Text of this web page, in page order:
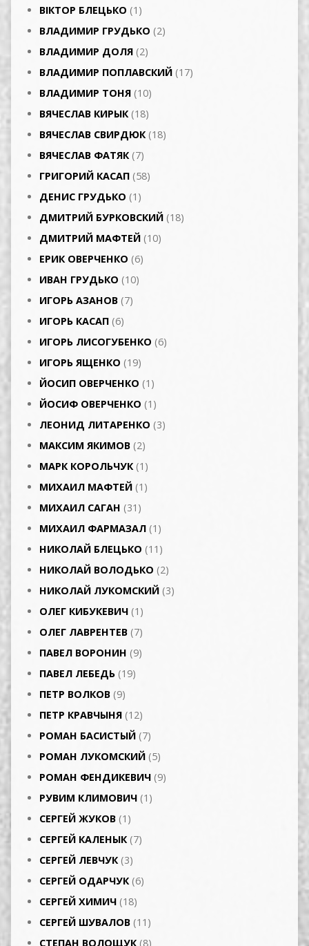
ВІКТОР БЛЕЦЬКО (1)
ВЛАДИМИР ГРУДЬКО (2)
ВЛАДИМИР ДОЛЯ (2)
ВЛАДИМИР ПОПЛАВСКИЙ (17)
ВЛАДИМИР ТОНЯ (10)
ВЯЧЕСЛАВ КИРЫК(18)
ВЯЧЕСЛАВ СВИРДЮК(18)
ВЯЧЕСЛАВ ФАТЯК(7)
ГРИГОРИЙ КАСАП (58)
ДЕНИС ГРУДЬКО (1)
ДМИТРИЙ БУРКОВСКИЙ (18)
ДМИТРИЙ МАФТЕЙ (10)
ЕРИК ОВЕРЧЕНКО (6)
ИВАН ГРУДЬКО (10)
ИГОРЬ АЗАНОВ (7)
ИГОРЬ КАСАП (6)
ИГОРЬ ЛИСОГУБЕНКО (6)
ИГОРЬ ЯЩЕНКО (19)
ЙОСИП ОВЕРЧЕНКО (1)
ЙОСИФ ОВЕРЧЕНКО (1)
ЛЕОНИД ЛИТАРЕНКО (3)
МАКСИМ ЯКИМОВ (2)
МАРК КОРОЛЬЧУК(1)
МИХАИЛ МАФТЕЙ (1)
МИХАИЛ САГАН (31)
МИХАИЛ ФАРМАЗАЛ (1)
НИКОЛАЙ БЛЕЦЬКО (11)
НИКОЛАЙ ВОЛОДЬКО (2)
НИКОЛАЙ ЛУКОМСКИЙ (3)
ОЛЕГ КИБУКЕВИЧ (1)
ОЛЕГ ЛАВРЕНТЕВ (7)
ПАВЕЛ ВОРОНИН (9)
ПАВЕЛ ЛЕБЕДЬ (19)
ПЕТР ВОЛКОВ (9)
ПЕТР КРАВЧЫНЯ (12)
РОМАН БАСИСТЫЙ (7)
РОМАН ЛУКОМСКИЙ (5)
РОМАН ФЕНДИКЕВИЧ (9)
РУВИМ КЛИМОВИЧ (1)
СЕРГЕЙ ЖУКОВ (1)
СЕРГЕЙ КАЛЕНЫК(7)
СЕРГЕЙ ЛЕВЧУК (3)
СЕРГЕЙ ОДАРЧУК(6)
СЕРГЕЙ ХИМИЧ (18)
СЕРГЕЙ ШУВАЛОВ (11)
СТЕПАН ВОЛОЩУК (8)